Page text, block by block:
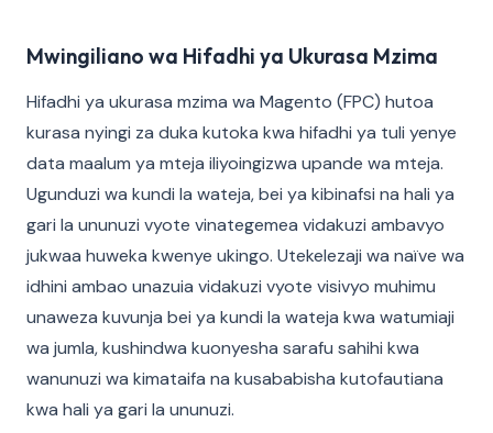
Mwingiliano wa Hifadhi ya Ukurasa Mzima
Hifadhi ya ukurasa mzima wa Magento (FPC) hutoa
kurasa nyingi za duka kutoka kwa hifadhi ya tuli yenye
data maalum ya mteja iliyoingizwa upande wa mteja.
Ugunduzi wa kundi la wateja, bei ya kibinafsi na hali ya
gari la ununuzi vyote vinategemea vidakuzi ambavyo
jukwaa huweka kwenye ukingo. Utekelezaji wa naïve wa
idhini ambao unazuia vidakuzi vyote visivyo muhimu
unaweza kuvunja bei ya kundi la wateja kwa watumiaji
wa jumla, kushindwa kuonyesha sarafu sahihi kwa
wanunuzi wa kimataifa na kusababisha kutofautiana
kwa hali ya gari la ununuzi.